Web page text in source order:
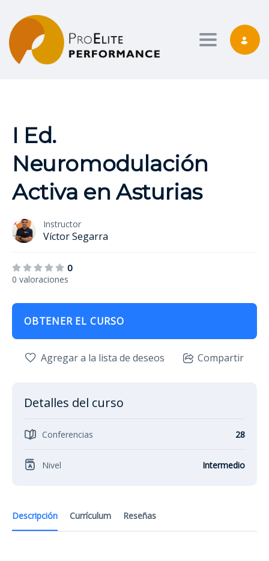
Toggle
Instructor
Víctor Segarra
0
0 valoraciones
I Ed.
Neuromodulación
Activa en Asturias
Descripción Currículum Reseñas
OBTENER EL CURSO
Agregar a la lista de deseos Compartir
Detalles del curso
Conferencias 28
Nivel Intermedio